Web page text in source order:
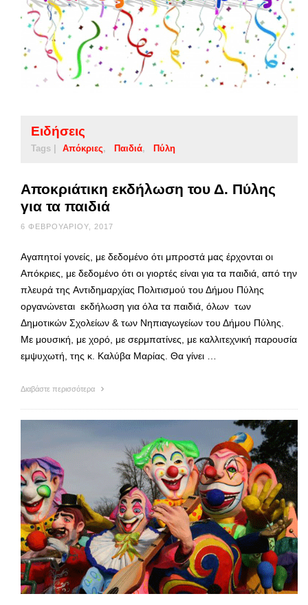
Ειδήσεις
Tags | Απόκριες Παιδιά Πύλη
Αποκριάτικη εκδήλωση του Δ. Πύλης
για τα παιδιά
6 ΦΕΒΡΟΥΑΡΊΟΥ, 2017
Αγαπητοί γονείς, με δεδομένο ότι μπροστά μας έρχονται οι
Απόκριες, με δεδομένο ότι οι γιορτές είναι για τα παιδιά, από την
πλευρά της Αντιδημαρχίας Πολιτισμού του Δήμου Πύλης
οργανώνεται εκδήλωση για όλα τα παιδιά, όλων των
Δημοτικών Σχολείων & των Νηπιαγωγείων του Δήμου Πύλης.
Με μουσική, με χορό, με σερμπατίνες, με καλλιτεχνική παρουσία
εμψυχωτή, της κ. Καλύβα Μαρίας. Θα γίνει …
Διαβάστε περισσότερα